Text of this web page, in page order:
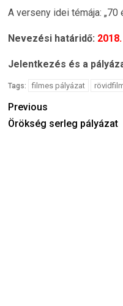
A verseny idei témája:
Nevezési határidő:
Jelentkezés és a
Tags: filmes pályázat
Previous
Örökség serleg pályázat